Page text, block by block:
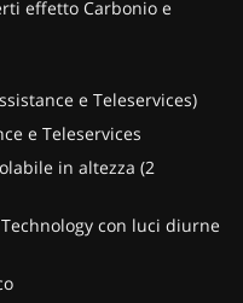
effetto Carbonio e
e Teleservices)
e Teleservices
in altezza (2
con luci diurne